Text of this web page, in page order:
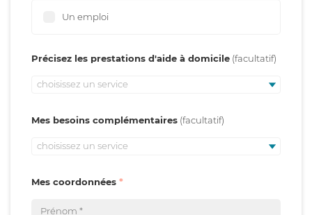
Un emploi
Précisez les prestations d'aide à domicile
choisissez un service
Mes besoins complémentaires
choisissez un service
Mes coordonnées